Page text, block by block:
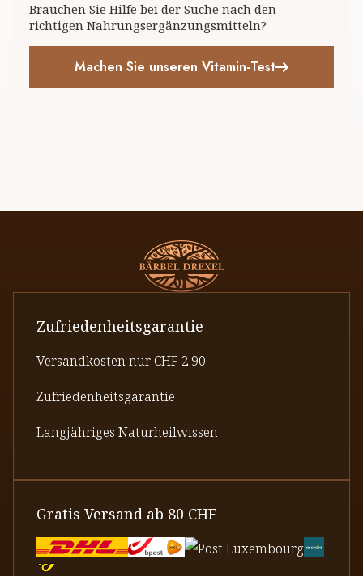
Brauchen Sie Hilfe bei der Suche nach den
richtigen Nahrungsergänzungsmitteln?
Machen Sie unseren Vitamin-Test
Zufriedenheitsgarantie
Versandkosten nur CHF 2.90
Zufriedenheitsgarantie
Langjähriges Naturheilwissen
Gratis Versand ab 80 CHF